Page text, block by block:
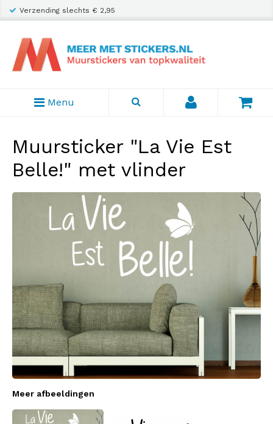
Verzending slechts € 2,95
Menu
Muursticker "La Vie Est
Belle!" met vlinder
Meer afbeeldingen